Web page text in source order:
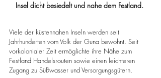
Insel dicht besiedelt und nahe dem Festland.
Viele der küstennahen Inseln werden seit
Jahrhunderten vom Volk der Guna bewohnt. Seit
vorkolonialer Zeit ermöglichte ihre Nähe zum
Festland Handelsrouten sowie einen leichteren
Zugang zu Süßwasser und Versorgungsgütern.